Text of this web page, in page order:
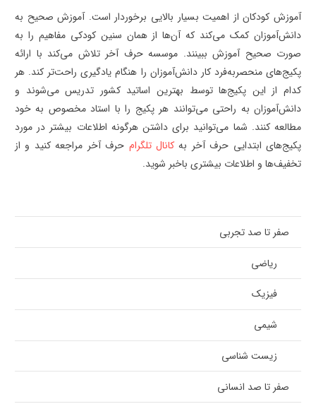
آموزش کودکان از اهمیت بسیار بالایی برخوردار است. آموزش صحیح به
دانش‌آموزان کمک می‌کند که آن‌ها از همان سنین کودکی مفاهیم را به
صورت صحیح آموزش ببینند. موسسه حرف آخر تلاش می‌کند با ارائه
پکیج‌های منحصربه‌فرد کار دانش‌آموزان را هنگام یادگیری راحت‌تر کند. هر
کدام از این پکیج‌ها توسط بهترین اساتید کشور تدریس می‌شوند و
دانش‌آموزان به راحتی می‌توانند هر پکیج را با استاد مخصوص به خود
مطالعه کنند. شما می‌توانید برای داشتن هرگونه اطلاعات بیشتر در مورد
پکیج‌های ابتدایی حرف آخر بهکانال تلگرام حرف آخر مراجعه کنید و از
تخفیف‌ها و اطلاعات بیشتری باخبر شوید.
صفر تا صد تجربی
ریاضی
فیزیک
شیمی
زیست شناسی
صفر تا صد انسانی